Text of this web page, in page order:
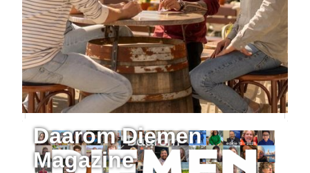
Daarom Diemen
Magazine